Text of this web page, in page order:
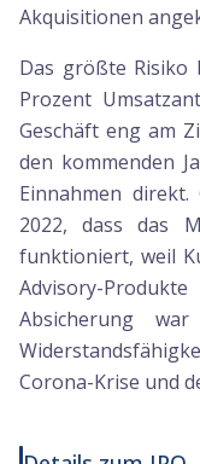
Akquisitionen
Das größte Risiko
Prozent
Geschäft eng am
den kommenden
Einnahmen
2022, dass das
funktioniert, weil
Advisory-
Absicherung
Corona-Krise und